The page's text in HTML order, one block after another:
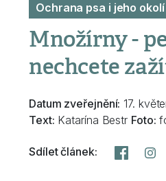
Ochrana psa i jeho okolí
Množírny -
nechcete
Datum zveřejnění: 17.
Text: Katarína Bestr Foto:
Sdílet článek: